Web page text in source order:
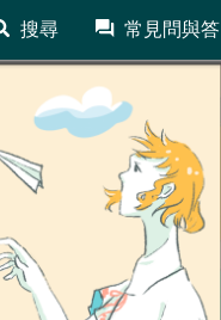
搜尋 常見問與答